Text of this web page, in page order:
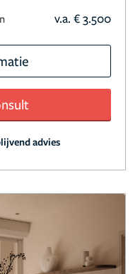
v.a. € 3.500
advies